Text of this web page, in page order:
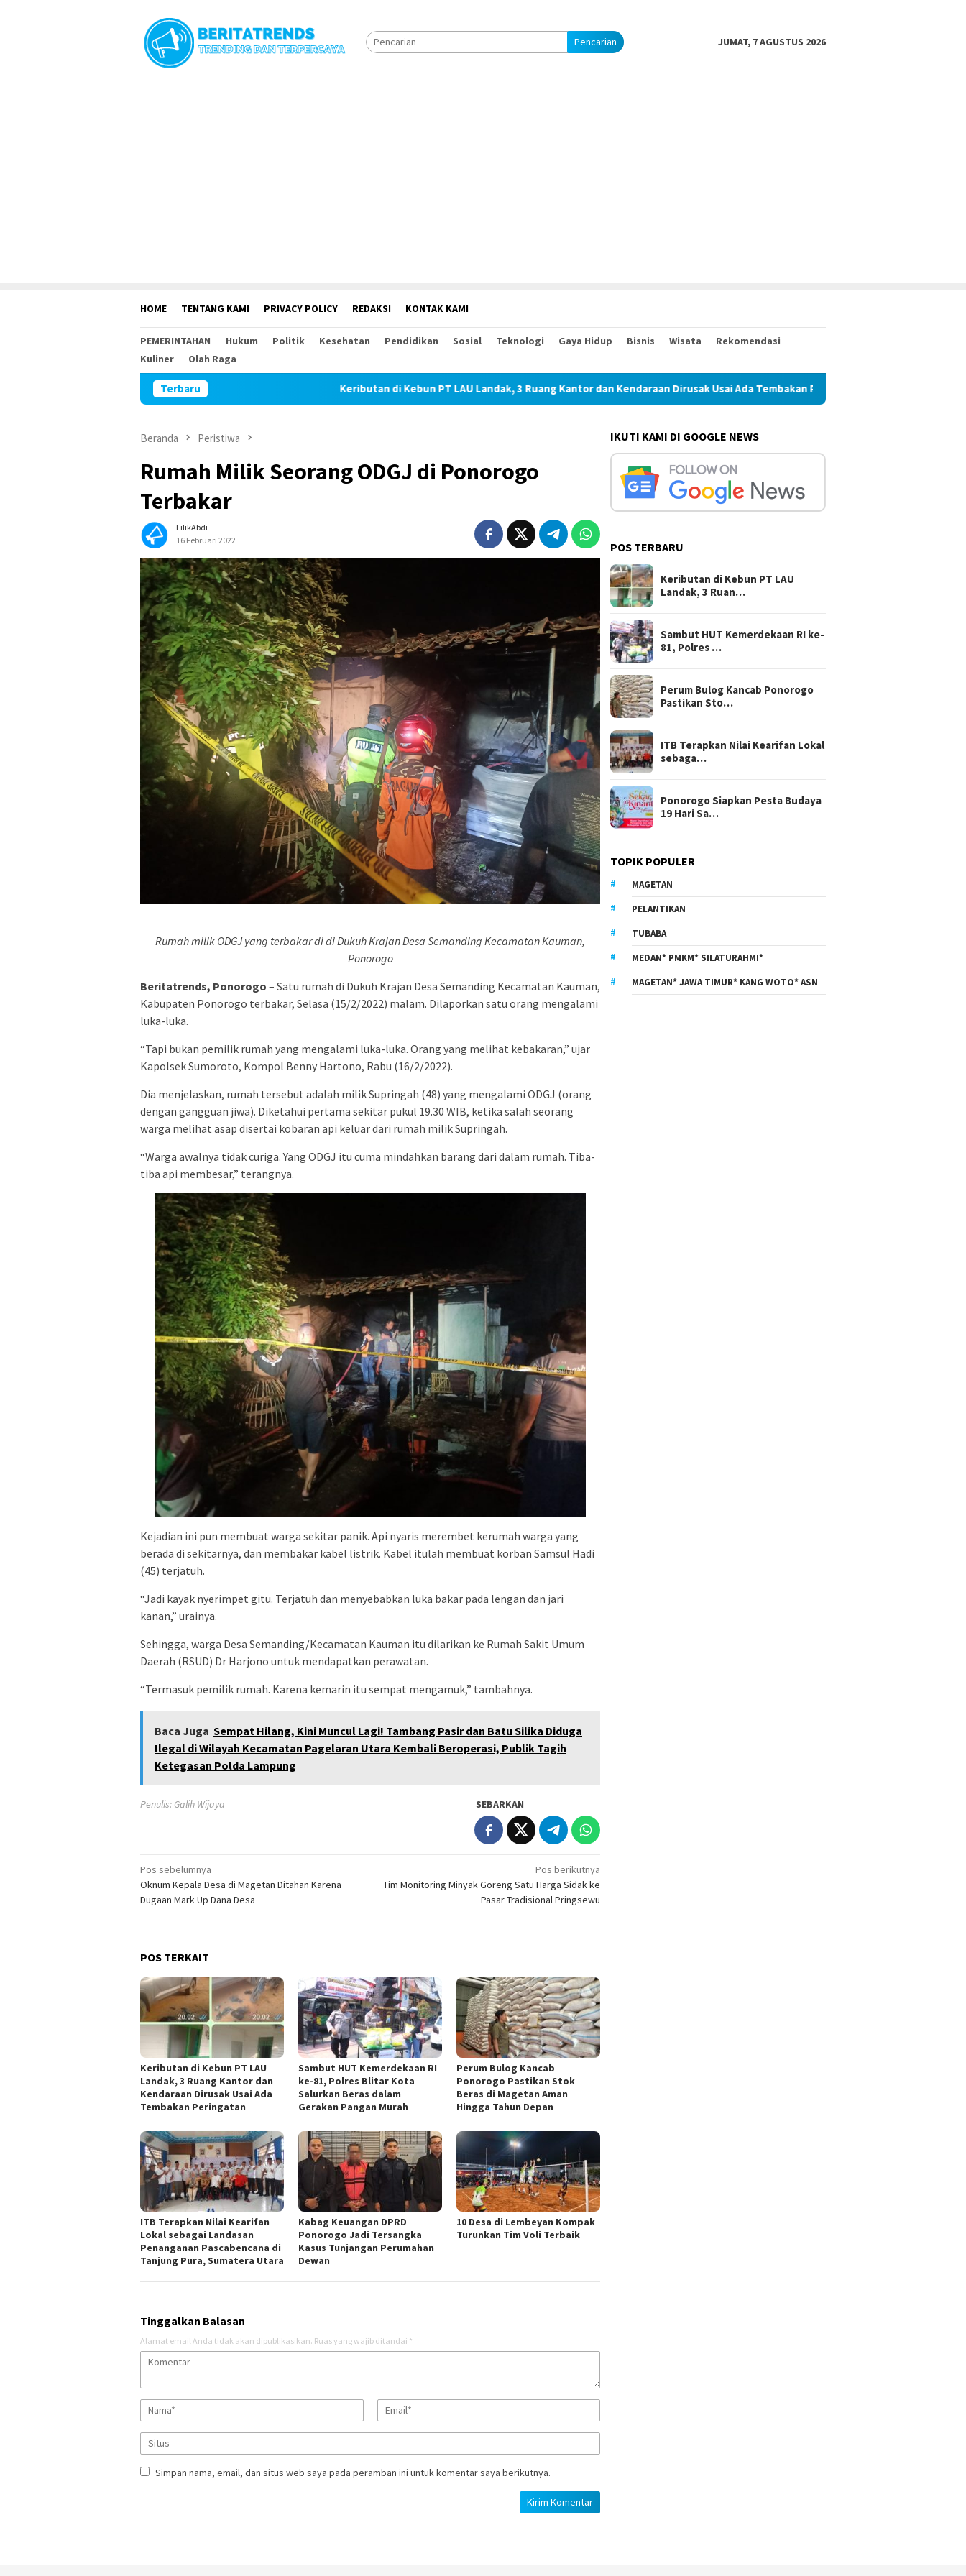
Pencarian JUMAT, 7 AGUSTUS 2026
HOME TENTANG KAMI PRIVACY POLICY REDAKSI KONTAK KAMI
PEMERINTAHAN Hukum Politik Kesehatan Pendidikan Sosial Teknologi Gaya Hidup Bisnis Wisata
Rekomendasi
Kuliner
Olah Raga
Terbaru Keributan di Kebun PT LAU Landak, 3 Ruang Kantor dan Kendaraan Dirusak Usai Ada Tembakan Peringatan Sambut HUT Kemerdekaan RI
Beranda Peristiwa
Rumah Milik Seorang ODGJ di Ponorogo
Terbakar
LilikAbdi
16 Februari 2022
Rumah milik ODGJ yang terbakar di di Dukuh Krajan Desa Semanding Kecamatan Kauman,
Ponorogo
Beritatrends, Ponorogo – Satu rumah di Dukuh Krajan Desa Semanding Kecamatan Kauman,
Kabupaten Ponorogo terbakar, Selasa (15/2/2022) malam. Dilaporkan satu orang mengalami
luka-luka.
“Tapi bukan pemilik rumah yang mengalami luka-luka. Orang yang melihat kebakaran,” ujar
Kapolsek Sumoroto, Kompol Benny Hartono, Rabu (16/2/2022).
Dia menjelaskan, rumah tersebut adalah milik Supringah (48) yang mengalami ODGJ (orang
dengan gangguan jiwa). Diketahui pertama sekitar pukul 19.30 WIB, ketika salah seorang
warga melihat asap disertai kobaran api keluar dari rumah milik Supringah.
“Warga awalnya tidak curiga. Yang ODGJ itu cuma mindahkan barang dari dalam rumah. Tiba-
tiba api membesar,” terangnya.
Kejadian ini pun membuat warga sekitar panik. Api nyaris merembet kerumah warga yang
berada di sekitarnya, dan membakar kabel listrik. Kabel itulah membuat korban Samsul Hadi
(45) terjatuh.
“Jadi kayak nyerimpet gitu. Terjatuh dan menyebabkan luka bakar pada lengan dan jari
kanan,” urainya.
Sehingga, warga Desa Semanding/Kecamatan Kauman itu dilarikan ke Rumah Sakit Umum
Daerah (RSUD) Dr Harjono untuk mendapatkan perawatan.
“Termasuk pemilik rumah. Karena kemarin itu sempat mengamuk,” tambahnya.
Baca Juga Sempat Hilang, Kini Muncul Lagi! Tambang Pasir dan Batu Silika Diduga
Ilegal di Wilayah Kecamatan Pagelaran Utara Kembali Beroperasi, Publik Tagih
Ketegasan Polda Lampung
Penulis: Galih Wijaya SEBARKAN
Navigasi
pos
Pos sebelumnya
Oknum Kepala Desa di Magetan Ditahan Karena
Dugaan Mark Up Dana Desa
Pos berikutnya
Tim Monitoring Minyak Goreng Satu Harga Sidak ke
Pasar Tradisional Pringsewu
POS TERKAIT
Keributan di Kebun PT LAU
Landak, 3 Ruang Kantor dan
Kendaraan Dirusak Usai Ada
Tembakan Peringatan
Sambut HUT Kemerdekaan RI
ke-81, Polres Blitar Kota
Salurkan Beras dalam
Gerakan Pangan Murah
Perum Bulog Kancab
Ponorogo Pastikan Stok
Beras di Magetan Aman
Hingga Tahun Depan
ITB Terapkan Nilai Kearifan
Lokal sebagai Landasan
Penanganan Pascabencana di
Tanjung Pura, Sumatera Utara
Kabag Keuangan DPRD
Ponorogo Jadi Tersangka
Kasus Tunjangan Perumahan
Dewan
10 Desa di Lembeyan Kompak
Turunkan Tim Voli Terbaik
Tinggalkan Balasan
Alamat email Anda tidak akan dipublikasikan. Ruas yang wajib ditandai *
Simpan nama, email, dan situs web saya pada peramban ini untuk komentar saya berikutnya.
IKUTI KAMI DI GOOGLE NEWS
POS TERBARU
Keributan di Kebun PT LAU
Landak, 3 Ruan…
Sambut HUT Kemerdekaan RI ke-
81, Polres …
Perum Bulog Kancab Ponorogo
Pastikan Sto…
ITB Terapkan Nilai Kearifan Lokal
sebaga…
Ponorogo Siapkan Pesta Budaya
19 Hari Sa…
TOPIK POPULER
MAGETAN
PELANTIKAN
TUBABA
MEDAN* PMKM* SILATURAHMI*
MAGETAN* JAWA TIMUR* KANG WOTO* ASN